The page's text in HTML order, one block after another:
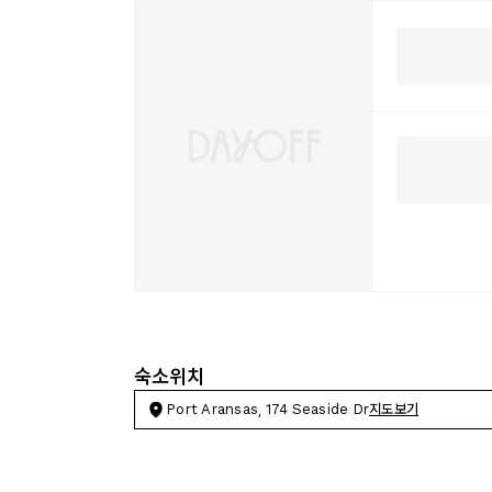
숙소위치
Port Aransas, 174 Seaside Dr지도보기